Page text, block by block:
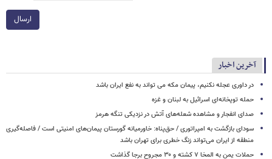
ارسال
آخرین اخبار
در داوری عجله نکنیم، پیمان مکه می تواند به نفع ایران باشد
حمله توپخانه‌ای اسرائیل به لبنان و غزه
صدای انفجار و مشاهده شعله‌های آتش در نزدیکی تنگه هرمز
سودای بازگشت به امپراتوری / حق‌پناه: خاورمیانه گورستان پیمان‌های امنیتی است / فاصله‌گیری
منطقه از ایران می‌تواند زنگ خطری برای تهران باشد
حملات یمن به المخا ۷ کشته و ۳۰ مجروح برجا گذاشت